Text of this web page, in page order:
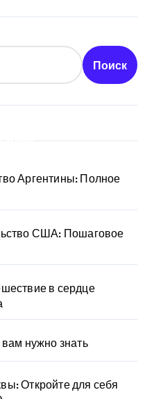
Поиск
Аргентины: Полное
США: Пошаговое
в сердце
нужно знать
Откройте для себя